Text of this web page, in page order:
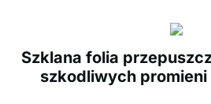
Szklana folia
szkodliwych promieni